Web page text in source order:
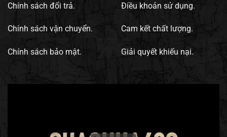
Chính sách đổi trả.
Chính sách vận chuyển.
Chính sách bảo mật.
Điều khoản sử dụng.
Cam kết chất lượng.
Giải quyết khiếu nại.